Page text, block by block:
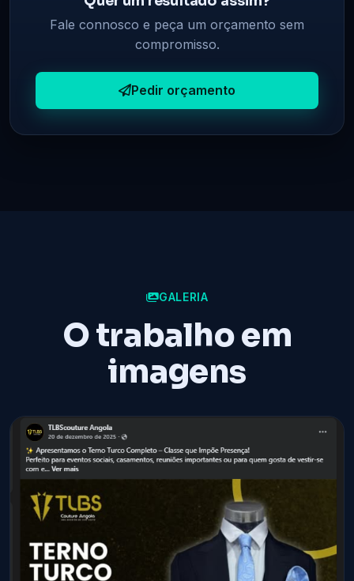
Fale connosco e peça um orçamento sem
compromisso.
Pedir orçamento
GALERIA
O trabalho em
imagens